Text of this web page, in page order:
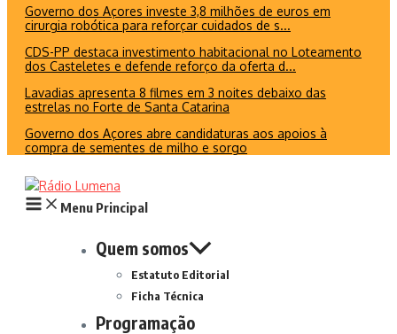
Governo dos Açores investe 3,8 milhões de euros em
cirurgia robótica para reforçar cuidados de s...
CDS-PP destaca investimento habitacional no Loteamento
dos Casteletes e defende reforço da oferta d...
Lavadias apresenta 8 filmes em 3 noites debaixo das
estrelas no Forte de Santa Catarina
Governo dos Açores abre candidaturas aos apoios à
compra de sementes de milho e sorgo
Menu Principal
Quem somos
Estatuto Editorial
Ficha Técnica
Programação